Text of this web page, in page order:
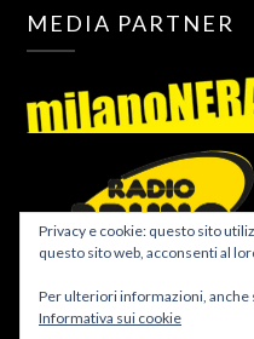
MEDIA PARTNER
Privacy e cookie: questo sito
questo sito web, acconsenti al
Per ulteriori informazioni, anche
Informativa sui cookie